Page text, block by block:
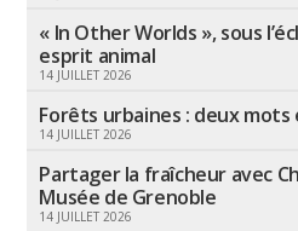
« In Other Worlds », sous
esprit animal
14 JUILLET 2026
Forêts urbaines : deux
14 JUILLET 2026
Partager la fraîcheur avec
Musée de Grenoble
14 JUILLET 2026